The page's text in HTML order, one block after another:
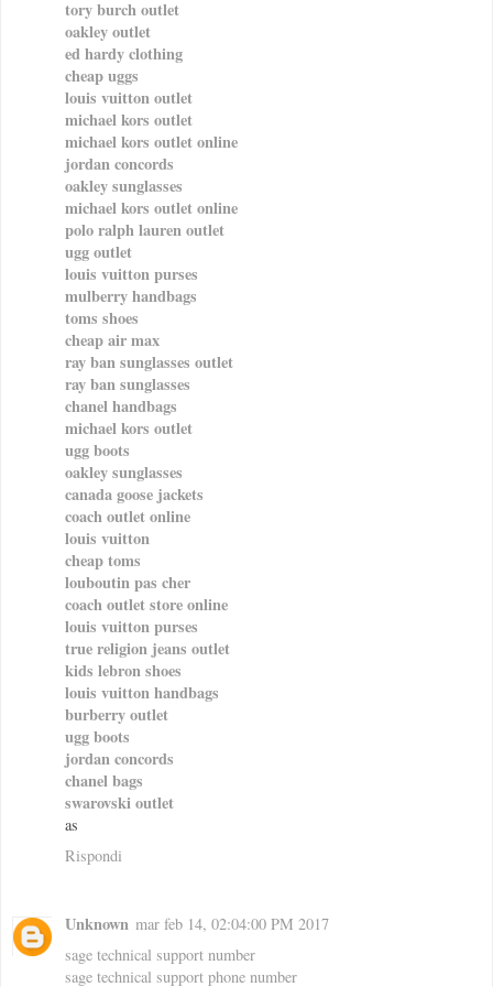
tory burch outlet
oakley outlet
ed hardy clothing
cheap uggs
louis vuitton outlet
michael kors outlet
michael kors outlet online
jordan concords
oakley sunglasses
michael kors outlet online
polo ralph lauren outlet
ugg outlet
louis vuitton purses
mulberry handbags
toms shoes
cheap air max
ray ban sunglasses outlet
ray ban sunglasses
chanel handbags
michael kors outlet
ugg boots
oakley sunglasses
canada goose jackets
coach outlet online
louis vuitton
cheap toms
louboutin pas cher
coach outlet store online
louis vuitton purses
true religion jeans outlet
kids lebron shoes
louis vuitton handbags
burberry outlet
ugg boots
jordan concords
chanel bags
swarovski outlet
as
Rispondi
Unknown mar feb 14, 02:04:00 PM 2017
sage technical support number
sage technical support phone number